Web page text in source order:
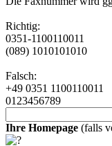
Richtig:
0351-1100110011
(089) 1010101010
Falsch:
+49 0351 1100110011
0123456789
Ihre Homepage (falls